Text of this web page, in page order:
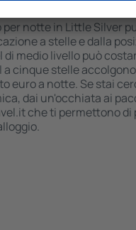
per notte in Little Silver
a stelle e dalla
di medio livello può
a cinque stelle
euro a notte. Se stai
dai un'occhiata ai
che ti permettono